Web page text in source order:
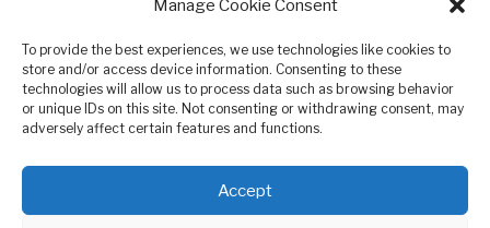
Manage Cookie Consent
To provide the best experiences, we use technologies like cookies to
store and/or access device information. Consenting to these
technologies will allow us to process data such as browsing behavior
or unique IDs on this site. Not consenting or withdrawing consent, may
adversely affect certain features and functions.
Accept
Tristesse et attente
Variable complexe